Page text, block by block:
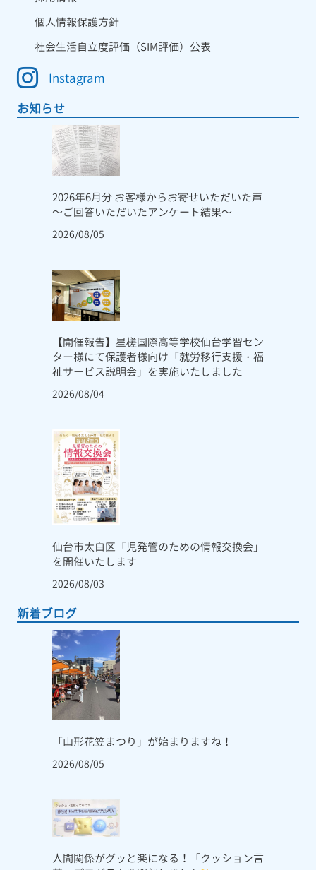
個人情報保護方針
社会生活自立度評価（SIM評価）公表
Instagram
お知らせ
2026年6月分 お客様からお寄せいただいた声
～ご回答いただいたアンケート結果～
2026/08/05
【開催報告】星槎国際高等学校仙台学習セン
ター様にて保護者様向け「就労移行支援・福
祉サービス説明会」を実施いたしました
2026/08/04
仙台市太白区「児発管のための情報交換会」
を開催いたします
2026/08/03
新着ブログ
「山形花笠まつり」が始まりますね！
2026/08/05
人間関係がグッと楽になる！「クッション言